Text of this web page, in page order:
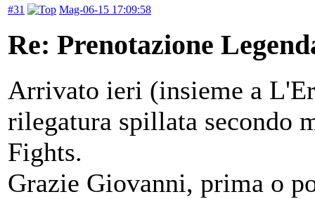
#31 Mag-06-15 17:09:58
Re: Prenotazione
Arrivato ieri (insieme a
rilegatura spillata secondo
Fights.
Grazie Giovanni, prima o